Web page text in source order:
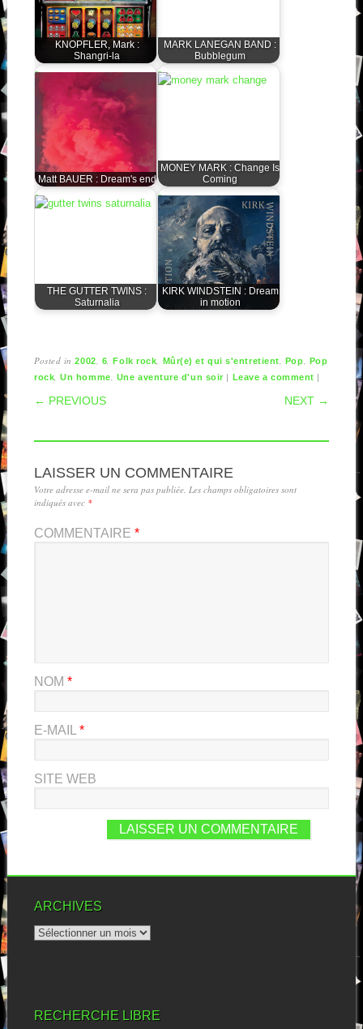
KNOPFLER, Mark :
Shangri-la
MARK LANEGAN BAND :
Bubblegum
Matt BAUER : Dream's end
MONEY MARK : Change Is
Coming
THE GUTTER TWINS :
Saturnalia
KIRK WINDSTEIN : Dream
in motion
Posted in2002, 6,Folk rock, Mûr(e) et qui s'entretient, Pop, Pop
rock,Un homme, Une aventure d'un soir | Leave a comment |
POST NAVIGATION
← PREVIOUS NEXT →
LAISSER UN COMMENTAIRE
Votre adresse e-mail ne sera pas publiée. Les champs obligatoires sont
indiqués avec *
COMMENTAIRE *
NOM *
E-MAIL *
SITE WEB
ARCHIVES
RECHERCHE LIBRE